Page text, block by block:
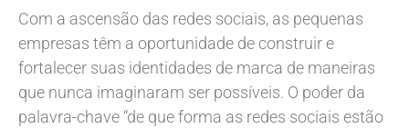
Com a ascensão das redes sociais, as pequenas
empresas têm a oportunidade de construir e
fortalecer suas identidades de marca de maneiras
que nunca imaginaram ser possíveis. O poder da
palavra-chave “de que forma as redes sociais estão